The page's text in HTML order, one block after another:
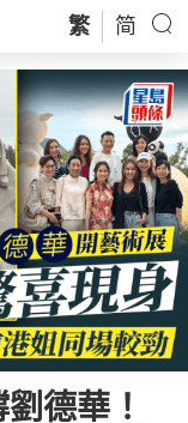
繁 简
德華！